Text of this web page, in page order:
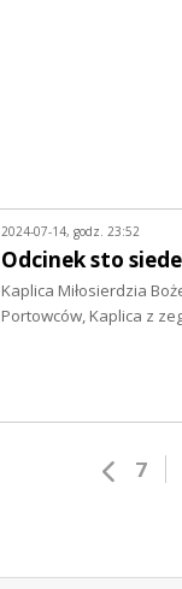
2024-07-14, godz. 23:52
Odcinek sto
Kaplica Miłosierdzia
Portowców, Kaplica z
7